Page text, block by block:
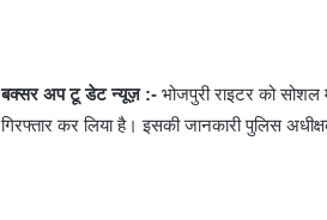
बक्सर अप टू डेट न्यूज़ :- भोजपुरी राइटर को सोशल
गिरफ्तार कर लिया है। इसकी जानकारी पुलिस